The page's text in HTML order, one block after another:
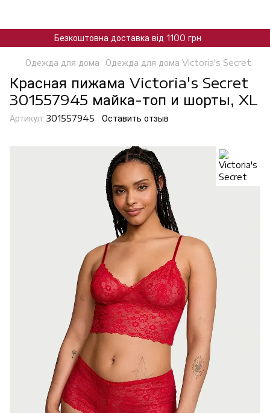
Безкоштовна доставка від 1100 грн
Одежда для дома Одежда для дома Victoria's Secret
Красная пижама Victoria's Secret
301557945 майка-топ и шорты, XL
Артикул: 301557945 Оставить отзыв